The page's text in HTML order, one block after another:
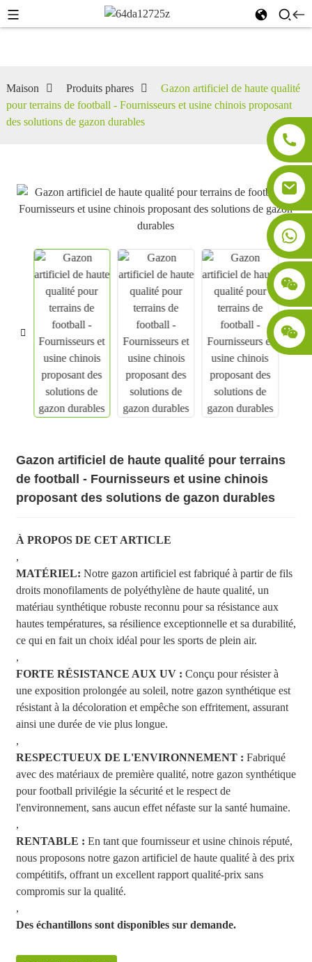
Maison Produits phares
Gazon artificiel de haute qualité
pour terrains de football - Fournisseurs et usine chinois proposant
des solutions de gazon durables
Gazon artificiel de haute qualité pour terrains
de football - Fournisseurs et usine chinois
proposant des solutions de gazon durables
À PROPOS DE CET ARTICLE
,
MATÉRIEL: Notre gazon artificiel est fabriqué à partir de fils
droits monofilaments de polyéthylène de haute qualité, un
matériau synthétique robuste reconnu pour sa résistance aux
hautes températures, sa résilience exceptionnelle et sa durabilité,
ce qui en fait un choix idéal pour les sports de plein air.
,
FORTE RÉSISTANCE AUX UV : Conçu pour résister à
une exposition prolongée au soleil, notre gazon synthétique est
résistant à la décoloration et empêche son effritement, assurant
ainsi une durée de vie plus longue.
,
RESPECTUEUX DE L'ENVIRONNEMENT : Fabriqué
avec des matériaux de première qualité, notre gazon synthétique
pour football privilégie la sécurité et le respect de
l'environnement, sans aucun effet néfaste sur la santé humaine.
,
RENTABLE : En tant que fournisseur et usine chinois réputé,
nous proposons notre gazon artificiel de haute qualité à des prix
compétitifs, offrant un excellent rapport qualité-prix sans
compromis sur la qualité.
,
Des échantillons sont disponibles sur demande.